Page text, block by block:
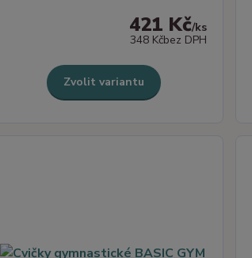
421 Kč/ks
348 Kčbez DPH
Zvolit variantu